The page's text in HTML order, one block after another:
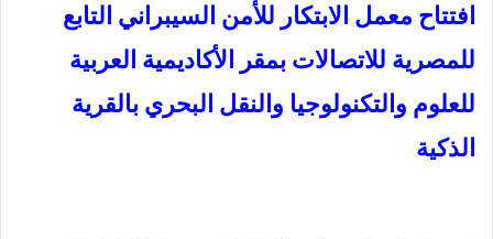
افتتاح معمل الابتكار للأمن السيبراني التابع
للمصرية للاتصالات بمقر الأكاديمية العربية
للعلوم والتكنولوجيا والنقل البحري بالقرية
الذكية